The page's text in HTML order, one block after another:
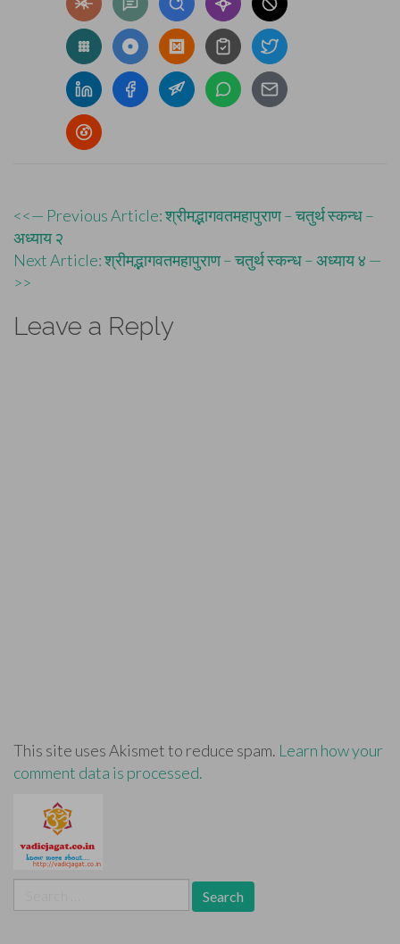
Post
navigation
<<— Previous Article: श्रीमद्भागवतमहापुराण – चतुर्थ स्कन्ध –
अध्याय २
Next Article: श्रीमद्भागवतमहापुराण – चतुर्थ स्कन्ध – अध्याय ४ —
>>
Leave a Reply
This site uses Akismet to reduce spam. Learn how your
comment data is processed.
for: